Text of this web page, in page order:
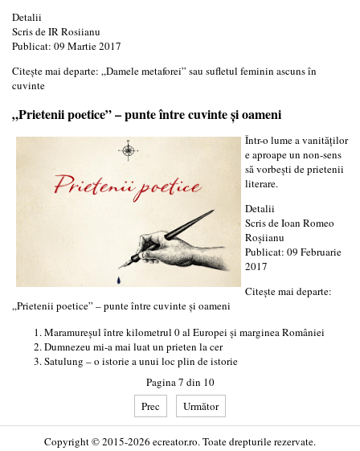
Detalii
Scris deIR Rosiianu
Publicat: 09 Martie 2017
Citește mai departe: „Damele metaforei” sau sufletul feminin ascuns în
cuvinte
„Prietenii poetice” – punte între cuvinte şi oameni
Într-o lume a vanităţilor
e aproape un non-sens
să vorbeşti de prietenii
literare.
Detalii
Scris deIoan Romeo
Roşiianu
Publicat: 09 Februarie
2017
Citește mai departe:
„Prietenii poetice” – punte între cuvinte şi oameni
Maramureşul între kilometrul 0 al Europei şi marginea României
Dumnezeu mi-a mai luat un prieten la cer
Satulung – o istorie a unui loc plin de istorie
Pagina 7 din 10
Prec
Următor
Copyright © 2015-2026 ecreator.ro. Toate drepturile rezervate.